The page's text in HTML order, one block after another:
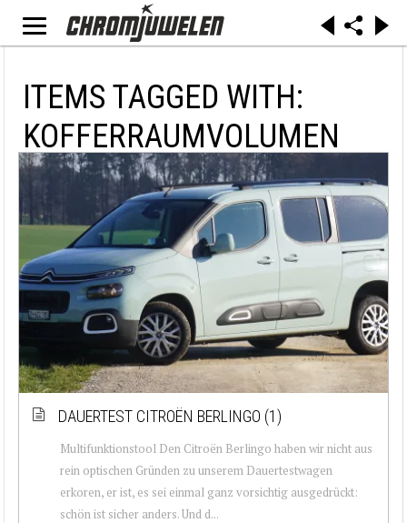
ITEMS TAGGED WITH:
KOFFERRAUMVOLUMEN
DAUERTEST CITROËN BERLINGO (1)
Multifunktionstool Den Citroën Berlingo haben wir nicht aus
rein optischen Gründen zu unserem Dauertestwagen
erkoren, er ist, es sei einmal ganz vorsichtig ausgedrückt:
schön ist sicher anders. Und d...